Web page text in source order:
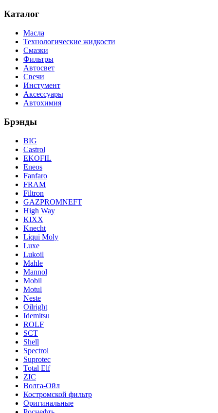
Каталог
Масла
Технологические жидкости
Смазки
Фильтры
Автосвет
Свечи
Инстумент
Аксессуары
Автохимия
Брэнды
BIG
Castrol
EKOFIL
Eneos
Fanfaro
FRAM
Filtron
GAZPROMNEFT
High Way
KIXX
Knecht
Liqui Moly
Luxe
Lukoil
Mahle
Mannol
Mobil
Motul
Neste
Oilright
Idemitsu
ROLF
SCT
Shell
Spectrol
Suprotec
Total Elf
ZIC
Волга-Ойл
Костромской фильтр
Оригинальные